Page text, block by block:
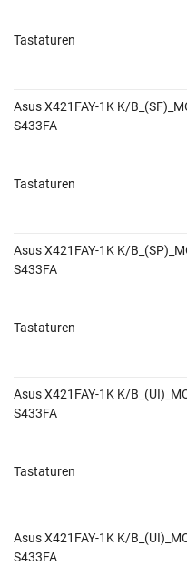
Tastaturen
Asus X421FAY-1K K/
S433FA
Tastaturen
Asus X421FAY-1K K/
S433FA
Tastaturen
Asus X421FAY-1K K/
S433FA
Tastaturen
Asus X421FAY-1K K/
S433FA